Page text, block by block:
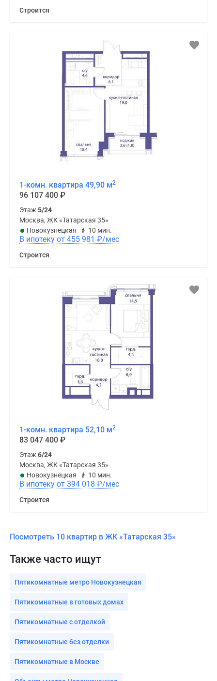
Строится
1-комн. квартира 49,90 м2
96 107 400 ₽
Этаж5/24
Москва, ЖК «Татарская 35»
Новокузнецкая
10 мин.
В ипотеку от 455 981 ₽/мес
Строится
1-комн. квартира 52,10 м2
83 047 400 ₽
Этаж6/24
Москва, ЖК «Татарская 35»
Новокузнецкая
10 мин.
В ипотеку от 394 018 ₽/мес
Строится
Посмотреть 10 квартир в ЖК «Татарская 35»
Также часто ищут
Пятикомнатные метро Новокузнецкая
Пятикомнатные в готовых домах
Пятикомнатные с отделкой
Пятикомнатные без отделки
Пятикомнатные в Москве